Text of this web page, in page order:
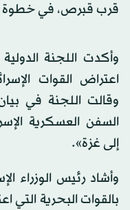
قرب قبرص، في خطوة
وأكدت اللجنة
اعتراض القوات
وقالت اللجنة في
السفن العسكرية
إلى غزة».
وأشاد رئيس الوزراء
بالقوات البحرية